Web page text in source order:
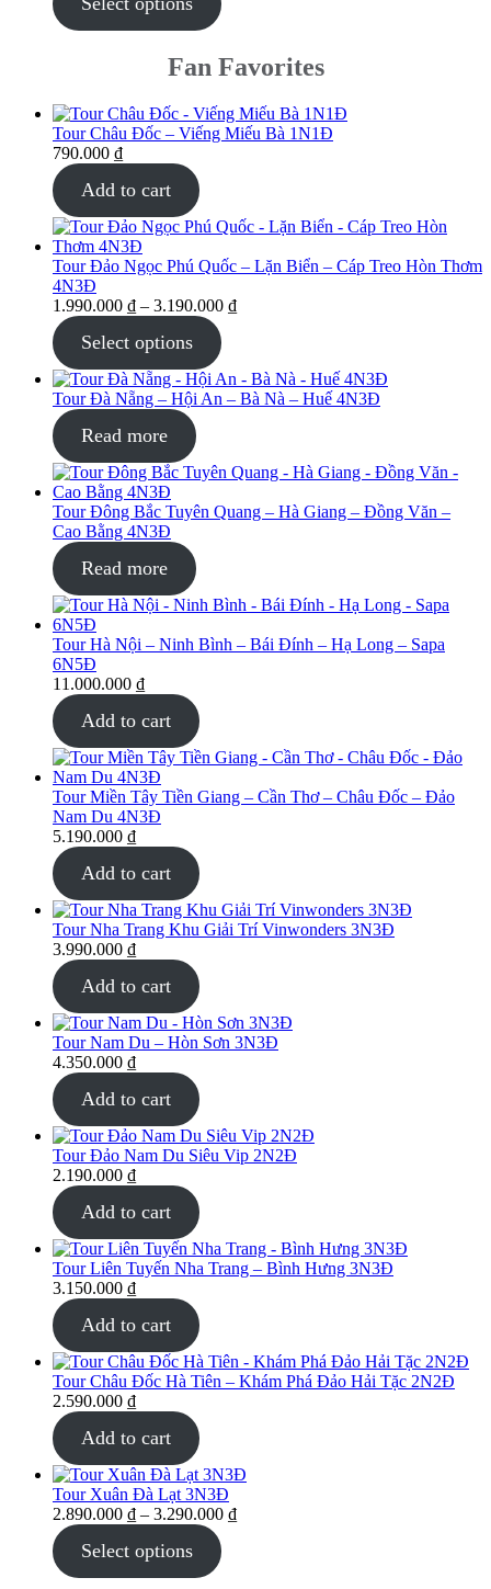
Fan Favorites
Tour Châu Đốc – Viếng Miếu Bà 1N1Đ
790.000 ₫
Add to cart
Tour Đảo Ngọc Phú Quốc – Lặn Biển – Cáp Treo Hòn Thơm
4N3Đ
1.990.000 ₫ – 3.190.000 ₫
Select options
Tour Đà Nẵng – Hội An – Bà Nà – Huế 4N3Đ
Read more
Tour Đông Bắc Tuyên Quang – Hà Giang – Đồng Văn –
Cao Bằng 4N3Đ
Read more
Tour Hà Nội – Ninh Bình – Bái Đính – Hạ Long – Sapa
6N5Đ
11.000.000 ₫
Add to cart
Tour Miền Tây Tiền Giang – Cần Thơ – Châu Đốc – Đảo
Nam Du 4N3Đ
5.190.000 ₫
Add to cart
Tour Nha Trang Khu Giải Trí Vinwonders 3N3Đ
3.990.000 ₫
Add to cart
Tour Nam Du – Hòn Sơn 3N3Đ
4.350.000 ₫
Add to cart
Tour Đảo Nam Du Siêu Vip 2N2Đ
2.190.000 ₫
Add to cart
Tour Liên Tuyến Nha Trang – Bình Hưng 3N3Đ
3.150.000 ₫
Add to cart
Tour Châu Đốc Hà Tiên – Khám Phá Đảo Hải Tặc 2N2Đ
2.590.000 ₫
Add to cart
Tour Xuân Đà Lạt 3N3Đ
2.890.000 ₫ – 3.290.000 ₫
Select options